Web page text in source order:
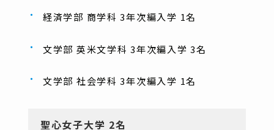
経済学部 商学科 3年次編入学 1名
文学部 英米文学科 3年次編入学 3名
文学部 社会学科 3年次編入学 1名
聖心女子大学 2名